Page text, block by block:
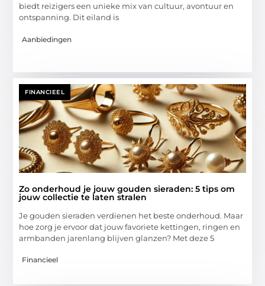
biedt reizigers een unieke mix van cultuur, avontuur en
ontspanning. Dit eiland is
Aanbiedingen
FINANCIEEL
Zo onderhoud je jouw gouden sieraden: 5 tips om
jouw collectie te laten stralen
Je gouden sieraden verdienen het beste onderhoud. Maar
hoe zorg je ervoor dat jouw favoriete kettingen, ringen en
armbanden jarenlang blijven glanzen? Met deze 5
Financieel